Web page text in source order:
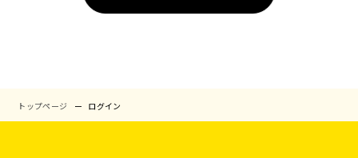
トップページ ログイン